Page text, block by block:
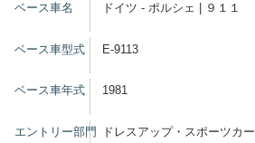
ベース車名 ドイツ - ポルシェ | ９１１
ベース車型式 E-9113
ベース車年式 1981
エントリー部門 ドレスアップ・スポーツカー